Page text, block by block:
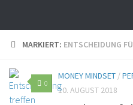
MARKIERT: ENTSCHEIDUNG
0
MONEY MINDSET /
10. AUGUST 2018